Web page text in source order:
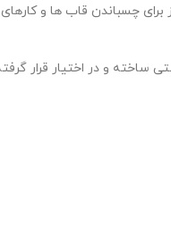
برای چسباندن قاب ها و
ساخته و در اختیار قرار